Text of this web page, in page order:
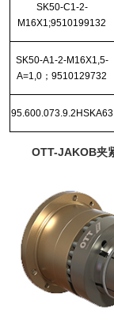
SK50-C1-2-
M16X1;9510199132
SK50-A1-2-M16X1,5-
A=1,0；9510129732
95.600.073.9.2HSKA63
OTT-JAKOB夹